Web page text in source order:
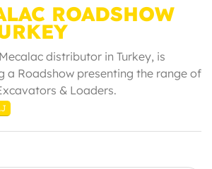
ROADSHOW
distributor in Turkey, is
a Roadshow presenting the range of
& Loaders.